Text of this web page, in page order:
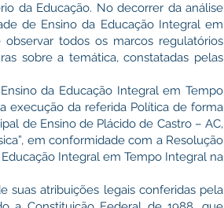
da Educação. No decorrer da análise
de Ensino da Educação Integral em
todos os marcos regulatórios
sobre a temática, constatadas pelas
da Educação Integral em Tempo
execução da referida Política de forma
de Ensino de Plácido de Castro – AC,
em conformidade com a Resolução
Integral em Tempo Integral na
suas atribuições legais conferidas pela